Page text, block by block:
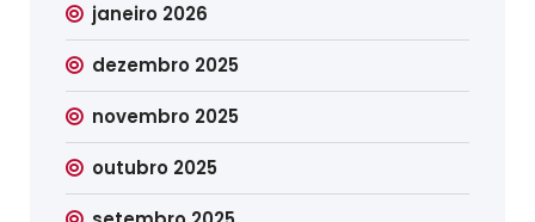
janeiro 2026
dezembro 2025
novembro 2025
outubro 2025